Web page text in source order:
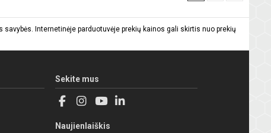
Internetinėje parduotuvėje prekių kainos gali skirtis nuo prekių
Sekite mus
Naujienlaiškis